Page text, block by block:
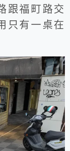
跟福町路交
只有一桌在